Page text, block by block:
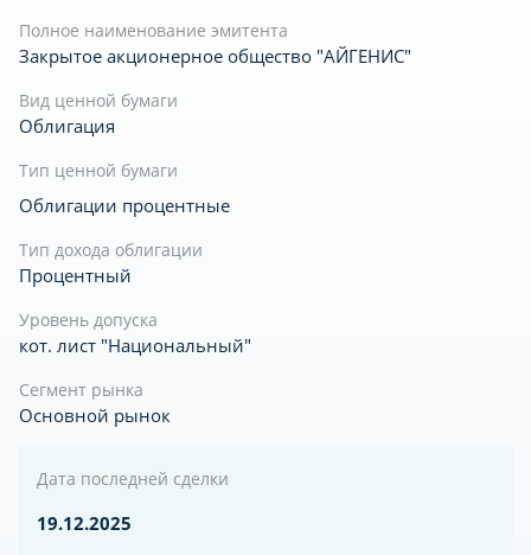
Полное наименование эмитента
Закрытое акционерное общество "АЙГЕНИС"
Вид ценной бумаги
Облигация
Тип ценной бумаги
Облигации процентные
Тип дохода облигации
Процентный
Уровень допуска
кот. лист "Национальный"
Сегмент рынка
Основной рынок
Дата последней сделки
19.12.2025